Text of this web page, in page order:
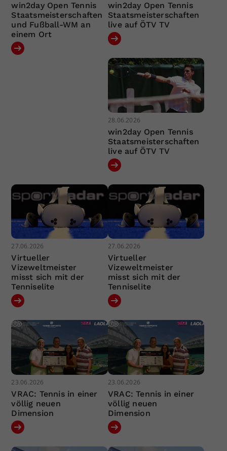
win2day Open Tennis
Staatsmeisterschaften
und Fußball-WM an
einem Ort
win2day Open Tennis
Staatsmeisterschaften
live auf ÖTV TV
28.06.2026
win2day Open Tennis
Staatsmeisterschaften
live auf ÖTV TV
27.06.2026
Virtueller
Vizeweltmeister
misst sich mit der
Tenniselite
27.06.2026
Virtueller
Vizeweltmeister
misst sich mit der
Tenniselite
23.06.2026
VRAC: Tennis in einer
völlig neuen
Dimension
23.06.2026
VRAC: Tennis in einer
völlig neuen
Dimension